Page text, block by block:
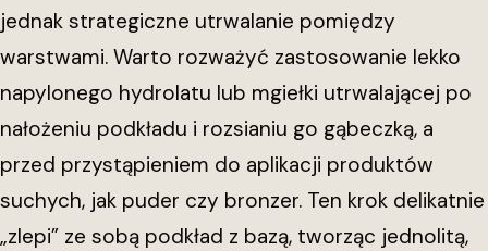
jednak strategiczne utrwalanie pomiędzy
warstwami. Warto rozważyć zastosowanie lekko
napylonego hydrolatu lub mgiełki utrwalającej po
nałożeniu podkładu i rozsianiu go gąbeczką, a
przed przystąpieniem do aplikacji produktów
suchych, jak puder czy bronzer. Ten krok delikatnie
„zlepi” ze sobą podkład z bazą, tworząc jednolitą,